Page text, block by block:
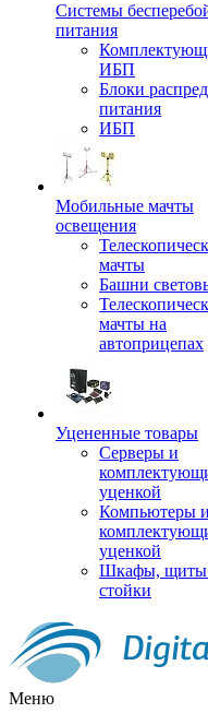
Системы
питания
ИБП
Блоки
питания
ИБП
Мобильные мачты
освещения
мачты
Башни
мачты на
автоприцепах
Уцененные товары
Серверы и
уценкой
Компьютеры и
уценкой
Шкафы, щиты
стойки
Меню